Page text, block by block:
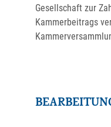
Gesellschaft zur
Kammerbeitrags